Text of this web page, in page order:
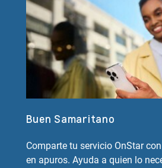
Buen Samaritano
Comparte tu servicio OnStar
en apuros. Ayuda a quien lo